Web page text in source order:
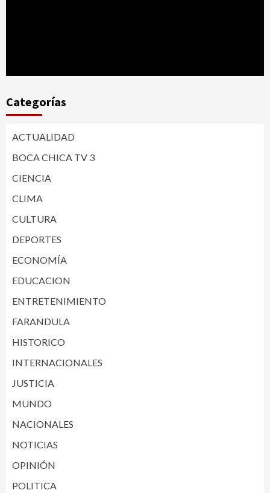
Categorías
ACTUALIDAD
BOCA CHICA TV 3
CIENCIA
CLIMA
CULTURA
DEPORTES
ECONOMÍA
EDUCACION
ENTRETENIMIENTO
FARANDULA
HISTORICO
INTERNACIONALES
JUSTICIA
MUNDO
NACIONALES
NOTICIAS
OPINIÓN
POLITICA